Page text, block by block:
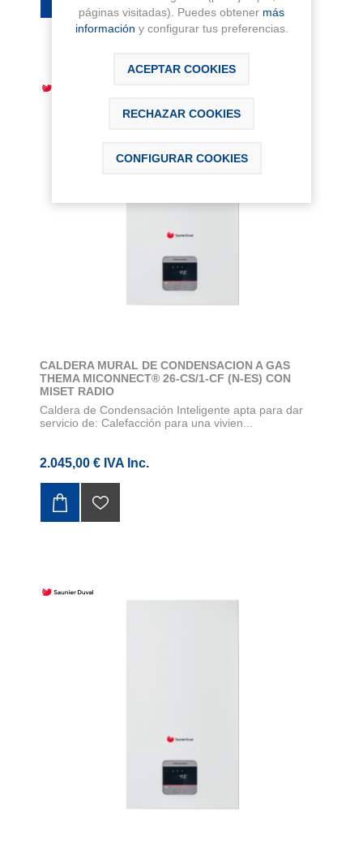
CALDERA MURAL DE CONDENSACION A GAS
THEMA MICONNECT® 26-CS/1-CF (N-ES) CON
MISET RADIO
Caldera de Condensación Inteligente apta para dar
servicio de: Calefacción para una vivien...
2.045,00 € IVA Inc.
páginas visitadas). Puedes obtener más
información y configurar tus preferencias.
ACEPTAR COOKIES
RECHAZAR COOKIES
CONFIGURAR COOKIES